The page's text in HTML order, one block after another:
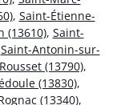
, Saint-Étienne-
(13610), Saint-
Saint-Antonin-sur-
Rousset (13790),
(13830),
(13340),